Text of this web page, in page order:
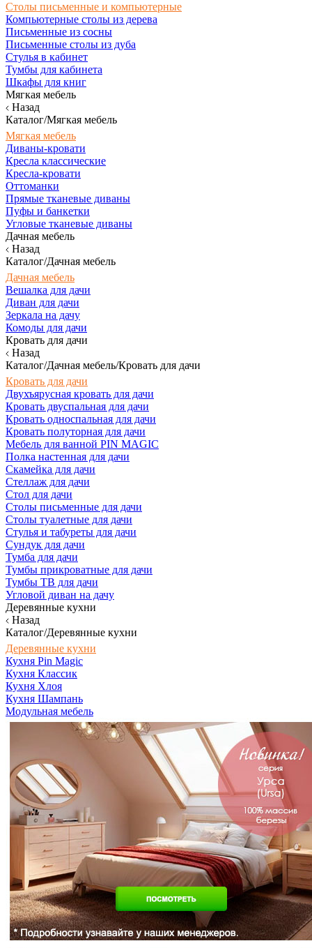
Столы письменные и компьютерные
Компьютерные столы из дерева
Письменные из сосны
Письменные столы из дуба
Стулья в кабинет
Тумбы для кабинета
Шкафы для книг
Мягкая мебель
Назад
Каталог/Мягкая мебель
Мягкая мебель
Диваны-кровати
Кресла классические
Кресла-кровати
Оттоманки
Прямые тканевые диваны
Пуфы и банкетки
Угловые тканевые диваны
Дачная мебель
Назад
Каталог/Дачная мебель
Дачная мебель
Вешалка для дачи
Диван для дачи
Зеркала на дачу
Комоды для дачи
Кровать для дачи
Назад
Каталог/Дачная мебель/Кровать для дачи
Кровать для дачи
Двухъярусная кровать для дачи
Кровать двуспальная для дачи
Кровать односпальная для дачи
Кровать полуторная для дачи
Мебель для ванной PIN MAGIC
Полка настенная для дачи
Скамейка для дачи
Стеллаж для дачи
Стол для дачи
Столы письменные для дачи
Столы туалетные для дачи
Стулья и табуреты для дачи
Сундук для дачи
Тумба для дачи
Тумбы прикроватные для дачи
Тумбы ТВ для дачи
Угловой диван на дачу
Деревянные кухни
Назад
Каталог/Деревянные кухни
Деревянные кухни
Кухня Pin Magic
Кухня Классик
Кухня Хлоя
Кухня Шампань
Модульная мебель